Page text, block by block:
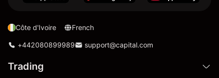
Côte d'Ivoire French
+442080899989 support@capital.com
Trading